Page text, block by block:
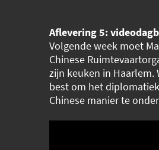
Aflevering 5:
Volgende week moet
Chinese
zijn keuken in Haarlem.
best om het
Chinese manier te